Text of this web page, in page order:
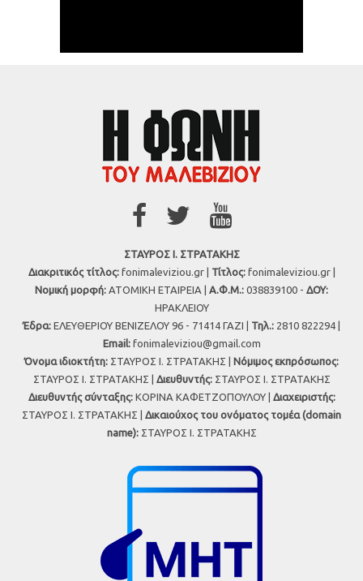
ΣΤΑΥΡΟΣ Ι. ΣΤΡΑΤΑΚΗΣ
Διακριτικός τίτλος:fonimaleviziou.gr | Τίτλος:fonimaleviziou.gr |
Νομική μορφή: ΑΤΟΜΙΚΗ ΕΤΑΙΡΕΙΑ | Α.Φ.Μ.: 038839100 - ΔΟΥ:
ΗΡΑΚΛΕΙΟΥ
Έδρα: ΕΛΕΥΘΕΡΙΟΥ ΒΕΝΙΖΕΛΟΥ 96 - 71414 ΓΑΖΙ | Τηλ.: 2810 822294 |
Εmail: fonimaleviziou@gmail.com
Όνομα ιδιοκτήτη: ΣΤΑΥΡΟΣ Ι. ΣΤΡΑΤΑΚΗΣ | Νόμιμος εκπρόσωπος:
ΣΤΑΥΡΟΣ Ι. ΣΤΡΑΤΑΚΗΣ | Διευθυντής:ΣΤΑΥΡΟΣ Ι. ΣΤΡΑΤΑΚΗΣ
Διευθυντής σύνταξης:ΚΟΡΙΝΑ ΚΑΦΕΤΖΟΠΟΥΛΟΥ | Διαχειριστής:
ΣΤΑΥΡΟΣ Ι. ΣΤΡΑΤΑΚΗΣ | Δικαιούχος του ονόματος τομέα (domain
name):ΣΤΑΥΡΟΣ Ι. ΣΤΡΑΤΑΚΗΣ